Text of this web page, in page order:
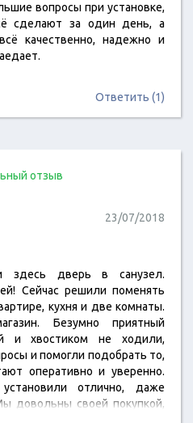
вопросы при установке,
сделают за один день, а
качественно, надежно и
Ответить (1)
отзыв
23/07/2018
здесь дверь в санузел.
Сейчас решили поменять
кухня и две комнаты.
Безумно приятный
и хвостиком не ходили,
и помогли подобрать то,
оперативно и уверенно.
отлично, даже
довольны своей покупкой,